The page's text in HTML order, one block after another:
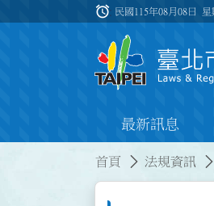
:::
alarm 民國115年08月08日 星
最新訊息
首頁 法規資訊